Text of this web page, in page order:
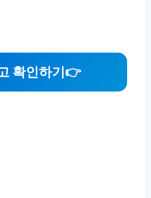
확인하기👉